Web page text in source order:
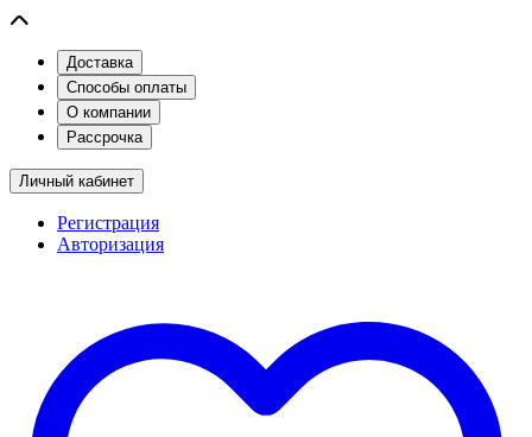
Доставка
Способы оплаты
О компании
Рассрочка
Личный кабинет
Регистрация
Авторизация